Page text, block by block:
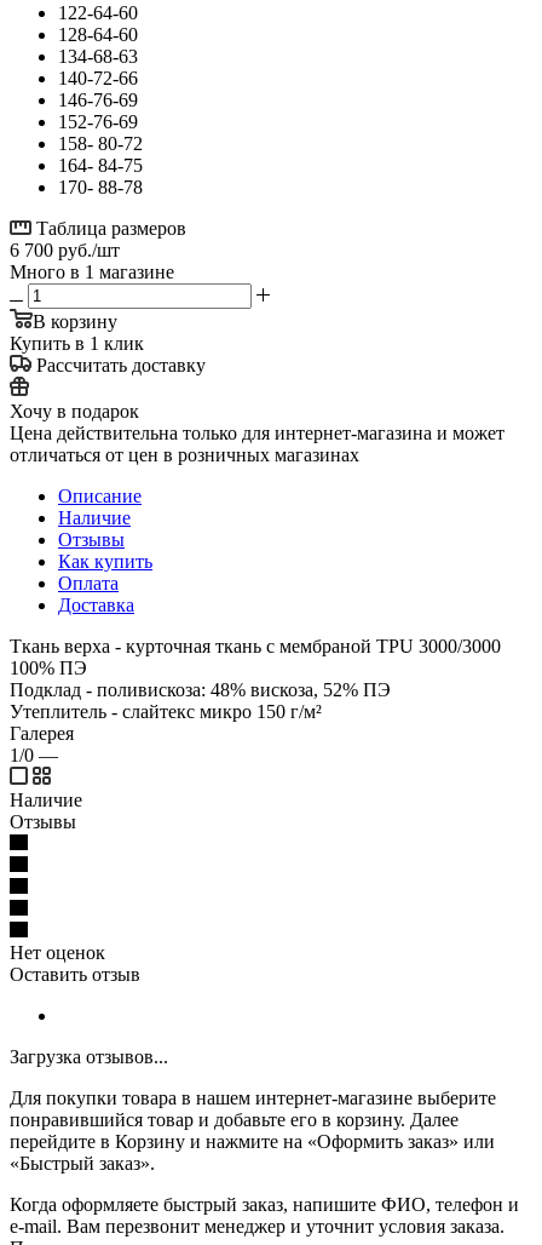
122-64-60
128-64-60
134-68-63
140-72-66
146-76-69
152-76-69
158- 80-72
164- 84-75
170- 88-78
Таблица размеров
6 700 руб./шт
Много в 1 магазине
В корзину
Купить в 1 клик
Рассчитать доставку
Хочу в подарок
Цена действительна только для интернет-магазина и может
отличаться от цен в розничных магазинах
Описание
Наличие
Отзывы
Как купить
Оплата
Доставка
Ткань верха - курточная ткань с мембраной TPU 3000/3000
100% ПЭ
Подклад - поливискоза: 48% вискоза, 52% ПЭ
Утеплитель - слайтекс микро 150 г/м²
Галерея
1/0 —
Наличие
Отзывы
Нет оценок
Оставить отзыв
Загрузка отзывов...
Для покупки товара в нашем интернет-магазине выберите
понравившийся товар и добавьте его в корзину. Далее
перейдите в Корзину и нажмите на «Оформить заказ» или
«Быстрый заказ».
Когда оформляете быстрый заказ, напишите ФИО, телефон и
e-mail. Вам перезвонит менеджер и уточнит условия заказа.